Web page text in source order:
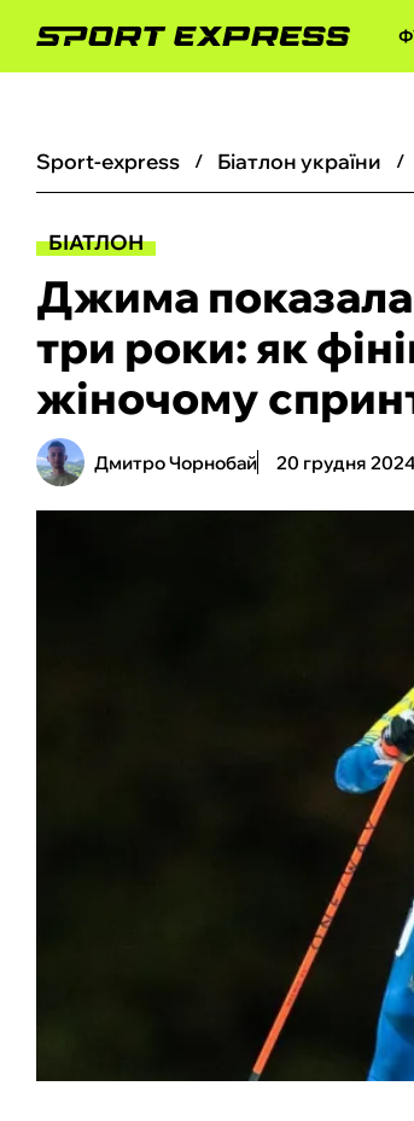
sport-express біатлон україни
БІАТЛОН
Джима
три роки: як
жіночому
Дмитро Чорнобай 20 грудня